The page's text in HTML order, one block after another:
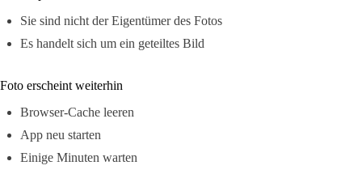
Sie sind nicht der Eigentümer des Fotos
Es handelt sich um ein geteiltes Bild
Foto erscheint weiterhin
Browser-Cache leeren
App neu starten
Einige Minuten warten